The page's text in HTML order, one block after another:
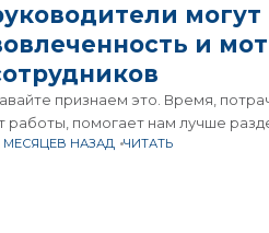
и
признаем это. Время,
работы, помогает нам лучше
и личной жизнью и, будем
МЕСЯЦЕВ НАЗАД ЧИТАТЬ